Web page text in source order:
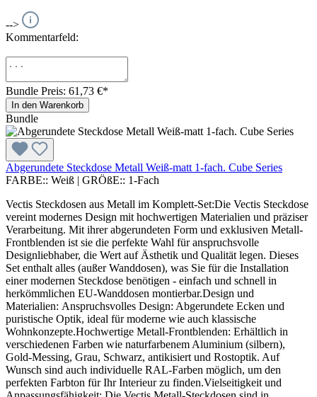
-->
Kommentarfeld:
Bundle Preis: 61,73 €*
In den Warenkorb
Bundle
Abgerundete Steckdose Metall Weiß-matt 1-fach. Cube Series
FARBE:: Weiß | GRÖßE:: 1-Fach
Vectis Steckdosen aus Metall im Komplett-Set:Die Vectis Steckdose
vereint modernes Design mit hochwertigen Materialien und präziser
Verarbeitung. Mit ihrer abgerundeten Form und exklusiven Metall-
Frontblenden ist sie die perfekte Wahl für anspruchsvolle
Designliebhaber, die Wert auf Ästhetik und Qualität legen. Dieses
Set enthalt alles (außer Wanddosen), was Sie für die Installation
einer modernen Steckdose benötigen - einfach und schnell in
herkömmlichen EU-Wanddosen montierbar.Design und
Materialien: Anspruchsvolles Design: Abgerundete Ecken und
puristische Optik, ideal für moderne wie auch klassische
Wohnkonzepte.Hochwertige Metall-Frontblenden: Erhältlich in
verschiedenen Farben wie naturfarbenem Aluminium (silbern),
Gold-Messing, Grau, Schwarz, antikisiert und Rostoptik. Auf
Wunsch sind auch individuelle RAL-Farben möglich, um den
perfekten Farbton für Ihr Interieur zu finden.Vielseitigkeit und